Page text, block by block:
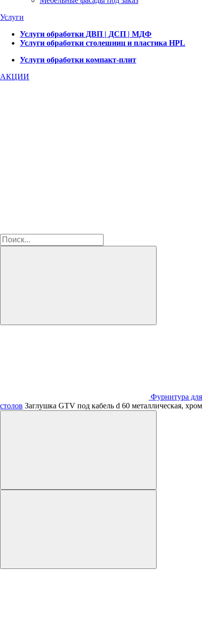
Услуги
Услуги обработки ДВП | ДСП | МДФ
Услуги обработки столешниц и пластика HPL
Услуги обработки компакт-плит
АКЦИИ
Фурнитура для
столов Заглушка GTV под кабель d 60 металлическая, хром